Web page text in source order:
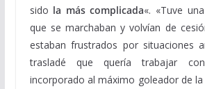
sido la más complicada«. «Tuve
que se marchaban y volvían de
estaban frustrados por situaciones
trasladé que quería trabajar
incorporado al máximo goleador de la